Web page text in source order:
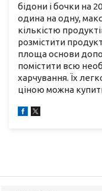
бідони і бочки на
одина на одну,
кількістю
розмістити
площа основи
помістити всю
харчування. Їх
ціною можна